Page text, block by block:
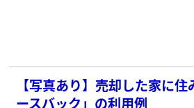
【写真あり】売却した家に
ースバック」の利用例